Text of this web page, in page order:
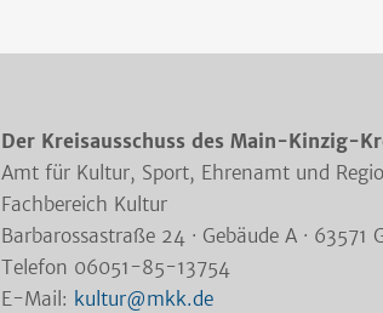
Der Kreisausschuss des Main-Kinzig-
Amt für Kultur, Sport, Ehrenamt und
Fachbereich Kultur
Barbarossastraße 24 · Gebäude A · 63571
Telefon 06051-85-13754
E-Mail: kultur@mkk.de